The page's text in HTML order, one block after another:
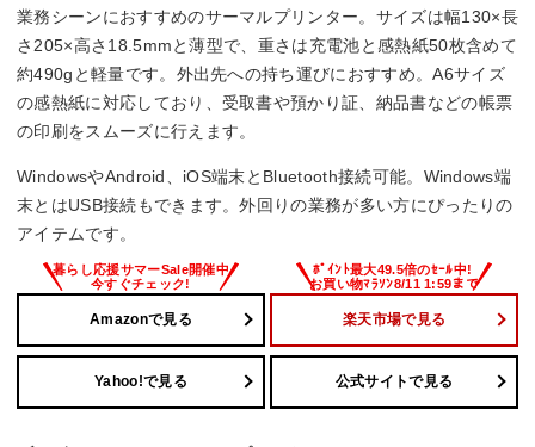
0.49 kg
業務シーンにおすすめのサーマルプリンター。サイズは幅130×長
さ205×高さ18.5mmと薄型で、重さは充電池と感熱紙50枚含めて
約490gと軽量です。外出先への持ち運びにおすすめ。A6サイズ
の感熱紙に対応しており、受取書や預かり証、納品書などの帳票
の印刷をスムーズに行えます。
WindowsやAndroid、iOS端末とBluetooth接続可能。Windows端
末とはUSB接続もできます。外回りの業務が多い方にぴったりの
アイテムです。
Amazonで見る 楽天市場で見る
Yahoo!で見る 公式サイトで見る